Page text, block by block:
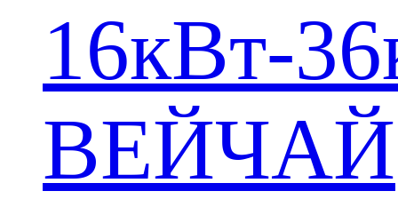
16кВт-
ВЕЙЧАЙ